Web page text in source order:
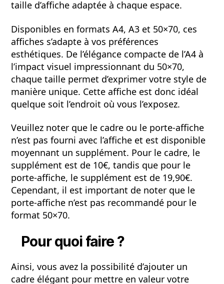
taille d’affiche adaptée à chaque espace.
Disponibles en formats A4, A3 et 50×70, ces
affiches s’adapte à vos préférences
esthétiques. De l’élégance compacte de l’A4 à
l’impact visuel impressionnant du 50×70,
chaque taille permet d’exprimer votre style de
manière unique. Cette affiche est donc idéal
quelque soit l’endroit où vous l’exposez.
Veuillez noter que le cadre ou le porte-affiche
n’est pas fourni avec l’affiche et est disponible
moyennant un supplément. Pour le cadre, le
supplément est de 10€, tandis que pour le
porte-affiche, le supplément est de 19,90€.
Cependant, il est important de noter que le
porte-affiche n’est pas recommandé pour le
format 50×70.
Pour quoi faire ?
Ainsi, vous avez la possibilité d’ajouter un
cadre élégant pour mettre en valeur votre